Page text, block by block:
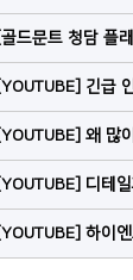
[골드문트 청담 플
[YOUTUBE] 긴급
[YOUTUBE] 왜 많이
[YOUTUBE] 디테
[YOUTUBE] 하이엔